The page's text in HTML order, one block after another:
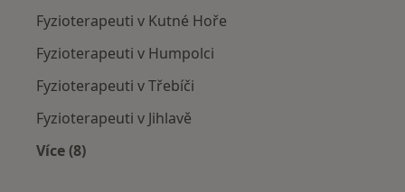
Fyzioterapeuti v Kutné Hoře
Fyzioterapeuti v Humpolci
Fyzioterapeuti v Třebíči
Fyzioterapeuti v Jihlavě
Více (8)